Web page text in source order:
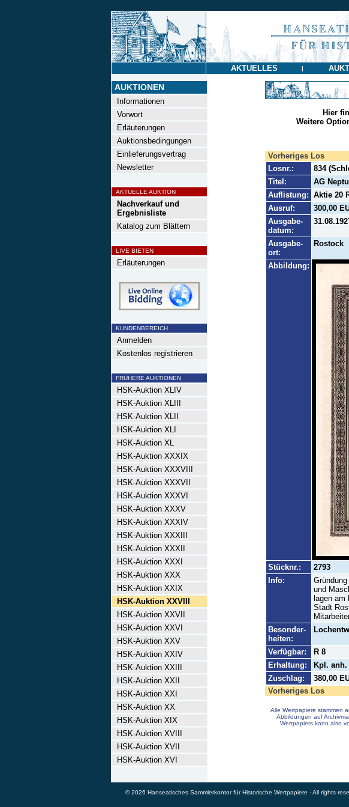
AKTUELLES |
AUKTIONEN
Informationen
Vorwort
Erläuterungen
Auktionsbedingungen
Einlieferungsvertrag
Newsletter
AKTUELLE AUKTION
Nachverkauf und
Ergebnisliste
Katalog zum Blättern
LIVE BIETEN
Erläuterungen
KUNDENBEREICH
Anmelden
Kostenlos registrieren
FRÜHERE AUKTIONEN
HSK-Auktion XLIV
HSK-Auktion XLIII
HSK-Auktion XLII
HSK-Auktion XLI
HSK-Auktion XL
HSK-Auktion XXXIX
HSK-Auktion XXXVIII
HSK-Auktion XXXVII
HSK-Auktion XXXVI
HSK-Auktion XXXV
HSK-Auktion XXXIV
HSK-Auktion XXXIII
HSK-Auktion XXXII
HSK-Auktion XXXI
HSK-Auktion XXX
HSK-Auktion XXIX
HSK-Auktion XXVIII
HSK-Auktion XXVII
HSK-Auktion XXVI
HSK-Auktion XXV
HSK-Auktion XXIV
HSK-Auktion XXIII
HSK-Auktion XXII
HSK-Auktion XXI
HSK-Auktion XX
HSK-Auktion XIX
HSK-Auktion XVIII
HSK-Auktion XVII
HSK-Auktion XVI
Hier
Weitere
Vorheriges Los
Losnr.:
834
Titel:
AG
Auflistung: Aktie 20
Ausruf:
300,00
Ausgabe-
datum:
Ausgabe-
ort:
Rostock
Abbildung:
Stücknr.:
2793
Info:
und
lagen am
Stadt
Besonder-
heiten:
Verfügbar:
R 8
Erhaltung:
Kpl.
Zuschlag:
380,00
Vorheriges Los
Alle Wertpapiere stammen
Abbildungen auf
Wertpapiers kann also
© 2026 Hanseatisches Sammlerkontor für Historische Wertpapiere - All rights